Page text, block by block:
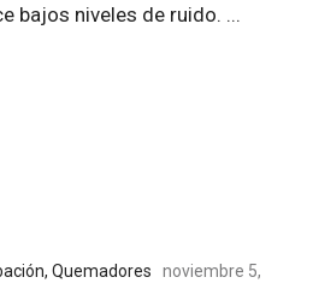
bajos niveles de ruido. ...
, Quemadores
noviembre 5,